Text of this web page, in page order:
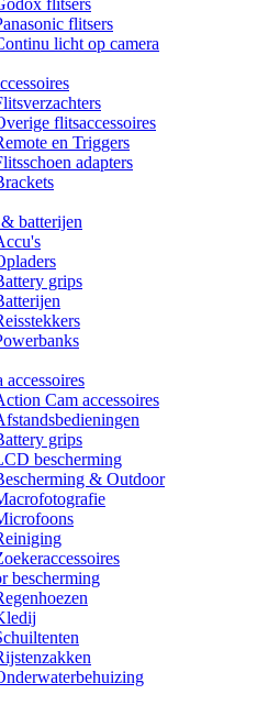
flitsers
flitsers
licht op camera
flitsaccessoires
en Triggers
adapters
batterijen
grips
accessoires
Cam accessoires
grips
bescherming
& Outdoor
bescherming